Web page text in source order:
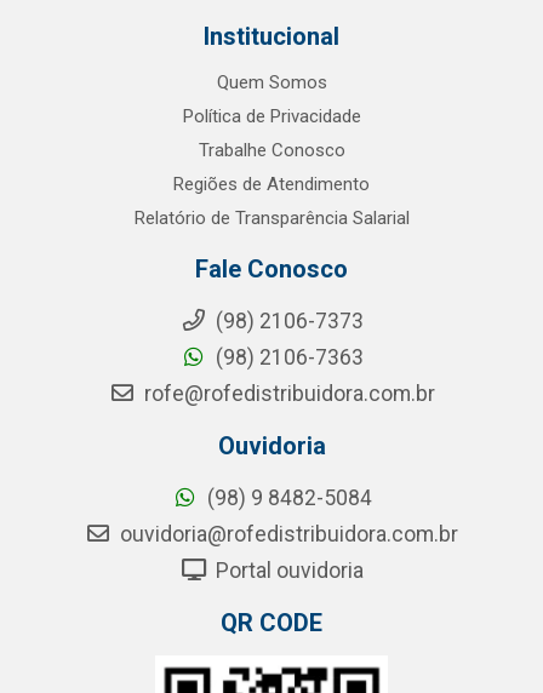
Institucional
Quem Somos
Política de Privacidade
Trabalhe Conosco
Regiões de Atendimento
Relatório de Transparência Salarial
Fale Conosco
(98) 2106-7373
(98) 2106-7363
rofe@rofedistribuidora.com.br
Ouvidoria
(98) 9 8482-5084
ouvidoria@rofedistribuidora.com.br
Portal ouvidoria
QR CODE